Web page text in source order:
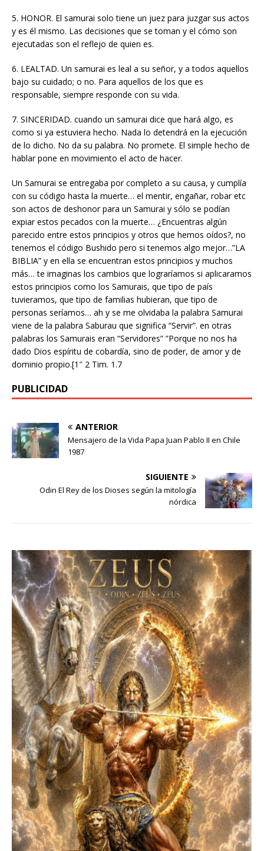
5. HONOR. El samurai solo tiene un juez para juzgar sus actos
y es él mismo. Las decisiones que se toman y el cómo son
ejecutadas son el reflejo de quien es.
6. LEALTAD. Un samurai es leal a su señor, y a todos aquellos
bajo su cuidado; o no. Para aquellos de los que es
responsable, siempre responde con su vida.
7. SINCERIDAD. cuando un samurai dice que hará algo, es
como si ya estuviera hecho. Nada lo detendrá en la ejecución
de lo dicho. No da su palabra. No promete. El simple hecho de
hablar pone en movimiento el acto de hacer.
Un Samurai se entregaba por completo a su causa, y cumplía
con su código hasta la muerte… el mentir, engañar, robar etc
son actos de deshonor para un Samurai y sólo se podían
expiar estos pecados con la muerte… ¿Encuentras algún
parecido entre estos principios y otros que hemos oídos?, no
tenemos el código Bushido pero si tenemos algo mejor…”LA
BIBLIA” y en ella se encuentran estos principios y muchos
más… te imaginas los cambios que lograríamos si aplicaramos
estos principios como los Samurais, que tipo de país
tuvieramos, que tipo de familias hubieran, que tipo de
personas seríamos… ah y se me olvidaba la palabra Samurai
viene de la palabra Saburau que significa “Servir”. en otras
palabras los Samurais eran “Servidores” ”Porque no nos ha
dado Dios espíritu de cobardía, sino de poder, de amor y de
dominio propio.[1″ 2 Tim. 1.7
PUBLICIDAD
ANTERIOR
Mensajero de la Vida Papa Juan Pablo II en Chile
1987
SIGUIENTE
Odin El Rey de los Dioses según la mitología
nórdica